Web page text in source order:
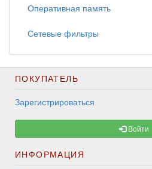
Оперативная память
Сетевые фильтры
ПОКУПАТЕЛЬ
Зарегистрироваться
Войти
ИНФОРМАЦИЯ